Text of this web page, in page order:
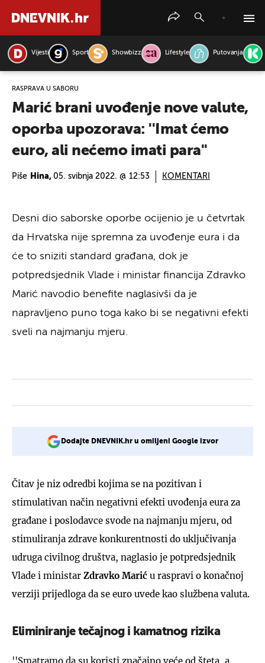
Vijesti Sport Showbizz Lifestyle Putovanja
RASPRAVA U SABORU
Marić brani uvođenje nove valute,
oporba upozorava: ''Imat ćemo
euro, ali nećemo imati para''
Piše Hina, 05. svibnja 2022. @ 12:53 KOMENTARI
Desni dio saborske oporbe ocijenio je u četvrtak
da Hrvatska nije spremna za uvođenje eura i da
će to sniziti standard građana, dok je
potpredsjednik Vlade i ministar financija Zdravko
Marić navodio benefite naglasivši da je
napravljeno puno toga kako bi se negativni efekti
sveli na najmanju mjeru.
Dodajte DNEVNIK.hr u omiljeni Google izvor
Čitav je niz odredbi kojima se na pozitivan i
stimulativan način negativni efekti uvođenja eura za
građane i poslodavce svode na najmanju mjeru, od
stimuliranja zdrave konkurentnosti do uključivanja
udruga civilnog društva, naglasio je potpredsjednik
Vlade i ministar Zdravko Marić u raspravi o konačnoj
verziji prijedloga da se euro uvede kao službena valuta.
Eliminiranje tečajnog i kamatnog rizika
PRETRAŽITE VIJESTI